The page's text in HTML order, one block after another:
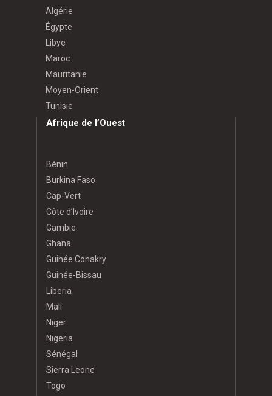
Algérie
Égypte
Libye
Maroc
Mauritanie
Moyen-Orient
Tunisie
Afrique de l’Ouest
Bénin
Burkina Faso
Cap-Vert
Côte d’Ivoire
Gambie
Ghana
Guinée Conakry
Guinée-Bissau
Liberia
Mali
Niger
Nigeria
Sénégal
Sierra Leone
Togo